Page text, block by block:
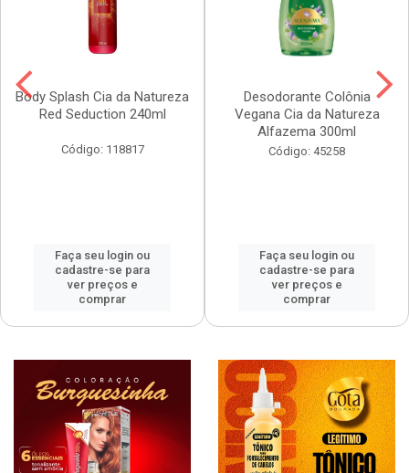
Body Splash Cia da Natureza
Red Seduction 240ml
Código: 118817
Faça seu login ou
cadastre-se para
ver preços e
comprar
Desodorante Colônia
Vegana Cia da Natureza
Alfazema 300ml
Código: 45258
Faça seu login ou
cadastre-se para
ver preços e
comprar